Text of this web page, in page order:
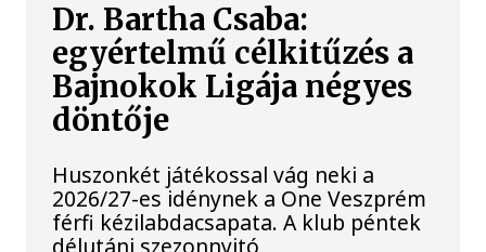
Dr. Bartha Csaba:
egyértelmű célkitűzés a
Bajnokok Ligája négyes
döntője
Huszonkét játékossal vág neki a
2026/27-es idénynek a One Veszprém
férfi kézilabdacsapata. A klub péntek